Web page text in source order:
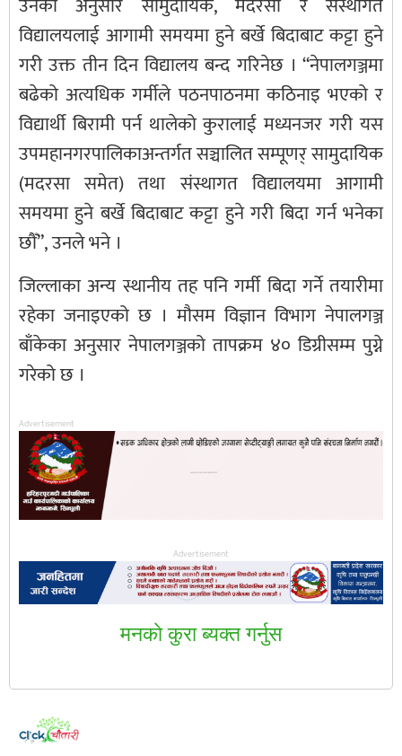
विद्यालयलाई आगामी समयमा हुने बर्खे बिदाबाट कट्टा हुने
गरी उक्त तीन दिन विद्यालय बन्द गरिनेछ । “नेपालगञ्जमा
बढेको अत्यधिक गर्मीले पठनपाठनमा कठिनाइ भएको र
विद्यार्थी बिरामी पर्न थालेको कुरालाई मध्यनजर गरी यस
उपमहानगरपालिकाअन्तर्गत सञ्चालित सम्पूणर् सामुदायिक
(मदरसा समेत) तथा संस्थागत विद्यालयमा आगामी
समयमा हुने बर्खे बिदाबाट कट्टा हुने गरी बिदा गर्न भनेका
छौँ”, उनले भने ।
जिल्लाका अन्य स्थानीय तह पनि गर्मी बिदा गर्ने तयारीमा
रहेका जनाइएको छ । मौसम विज्ञान विभाग नेपालगञ्ज
बाँकेका अनुसार नेपालगञ्जको तापक्रम ४० डिग्रीसम्म पुग्ने
गरेको छ ।
Advertisement
Advertisement
मनकाे कुरा ब्यक्त गर्नुस